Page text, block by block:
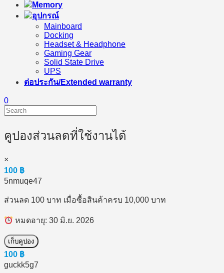
Memory
อุปกรณ์
Mainboard
Docking
Headset & Headphone
Gaming Gear
Solid State Drive
UPS
ต่อประกัน/Extended warranty
0
คูปองส่วนลดที่ใช้งานได้
×
100 ฿
5nmuqe47
ส่วนลด 100 บาท เมื่อซื้อสินค้าครบ 10,000 บาท
หมดอายุ: 30 มิ.ย. 2026
เก็บคูปอง
100 ฿
guckk5g7